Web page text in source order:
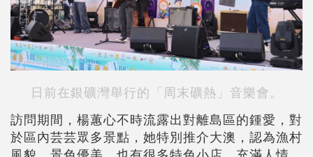
日前在銀礦灣舉行的「周末礦熱」音樂會。
訪問期間，楊蕙心不時流露出對離島區的鍾愛，對
於區內芸芸眾多景點，她特別推介大澳，認為漁村